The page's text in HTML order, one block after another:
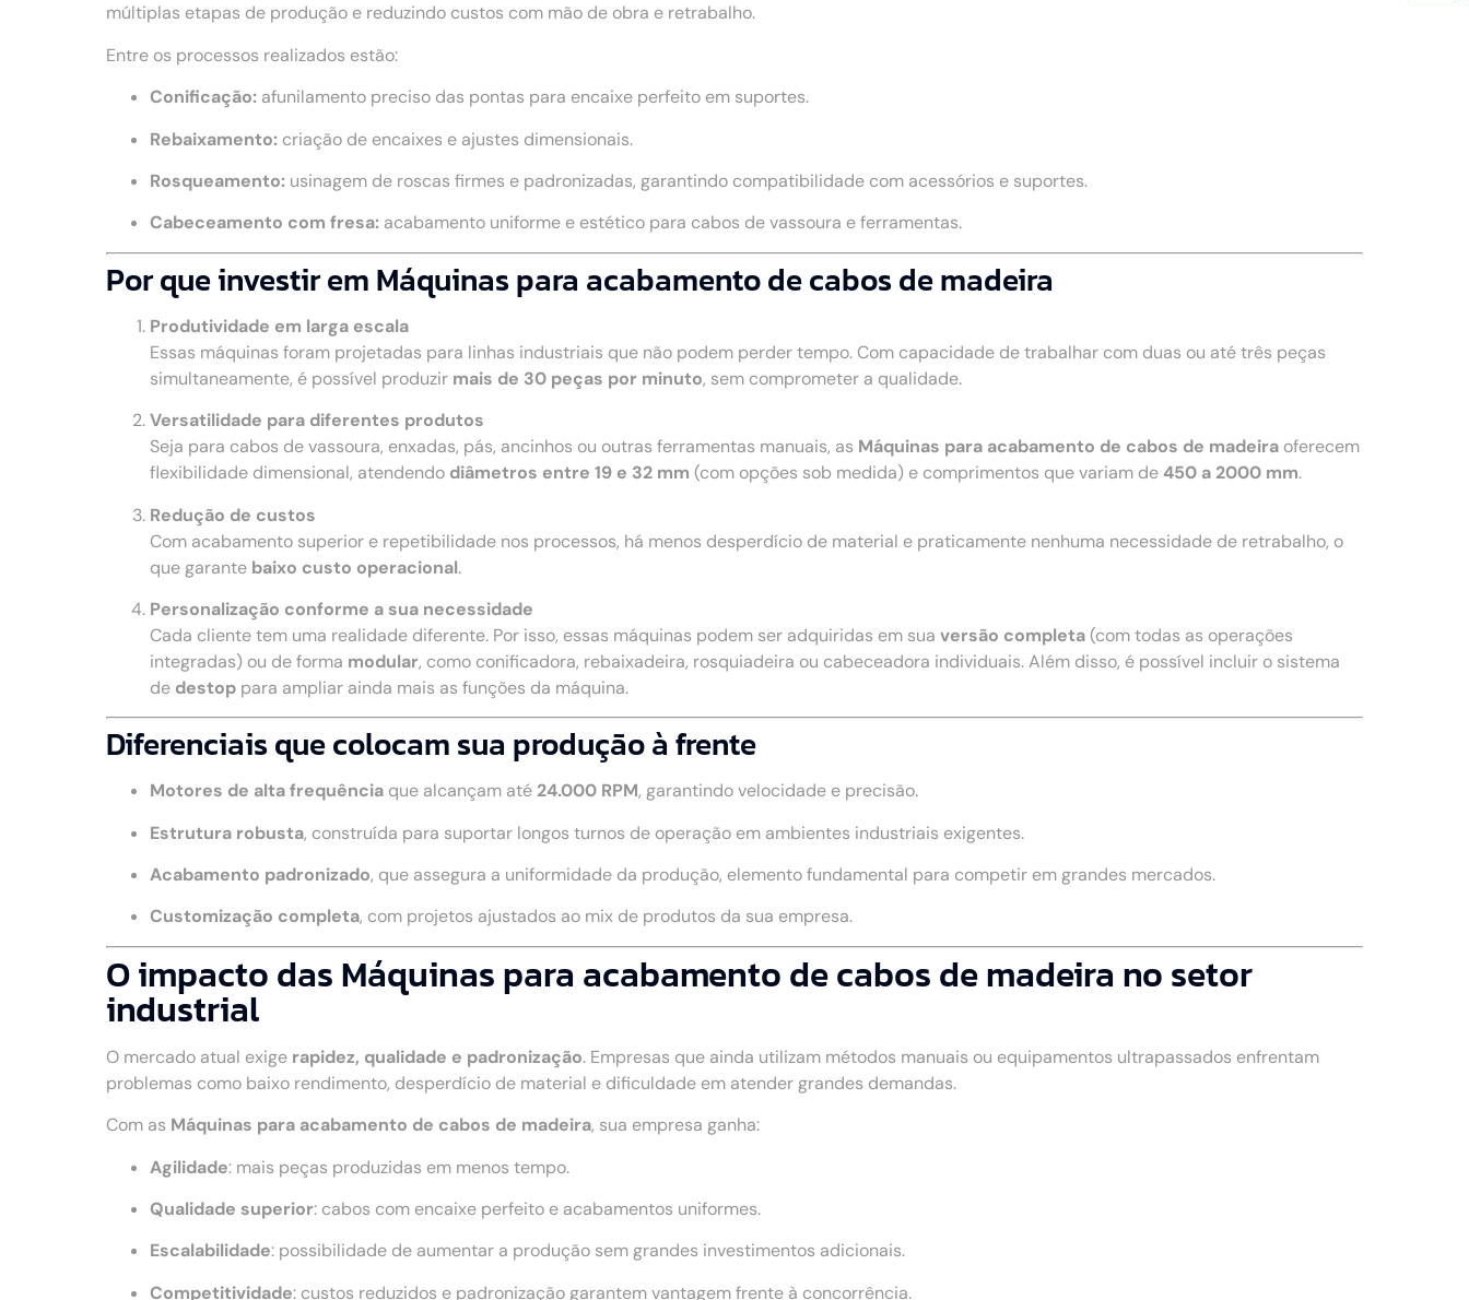
múltiplas etapas de produção e reduzindo custos com mão de obra e retrabalho.
Entre os processos realizados estão:
Conificação: afunilamento preciso das pontas para encaixe perfeito em suportes.
Rebaixamento: criação de encaixes e ajustes dimensionais.
Rosqueamento: usinagem de roscas firmes e padronizadas, garantindo compatibilidade com acessórios e suportes.
Cabeceamento com fresa: acabamento uniforme e estético para cabos de vassoura e ferramentas.
Por que investir em Máquinas para acabamento de cabos de madeira
Produtividade em larga escala
Essas máquinas foram projetadas para linhas industriais que não podem perder tempo. Com capacidade de trabalhar com duas ou até três peças
simultaneamente, é possível produzir mais de 30 peças por minuto, sem comprometer a qualidade.
Versatilidade para diferentes produtos
Seja para cabos de vassoura, enxadas, pás, ancinhos ou outras ferramentas manuais, as Máquinas para acabamento de cabos de madeira oferecem
flexibilidade dimensional, atendendo diâmetros entre 19 e 32 mm (com opções sob medida) e comprimentos que variam de450 a 2000 mm.
Redução de custos
Com acabamento superior e repetibilidade nos processos, há menos desperdício de material e praticamente nenhuma necessidade de retrabalho, o
que garante baixo custo operacional.
Personalização conforme a sua necessidade
Cada cliente tem uma realidade diferente. Por isso, essas máquinas podem ser adquiridas em sua versão completa (com todas as operações
integradas) ou de forma modular, como conificadora, rebaixadeira, rosquiadeira ou cabeceadora individuais. Além disso, é possível incluir o sistema
de destop para ampliar ainda mais as funções da máquina.
Diferenciais que colocam sua produção à frente
Motores de alta frequência que alcançam até 24.000 RPM, garantindo velocidade e precisão.
Estrutura robusta, construída para suportar longos turnos de operação em ambientes industriais exigentes.
Acabamento padronizado, que assegura a uniformidade da produção, elemento fundamental para competir em grandes mercados.
Customização completa, com projetos ajustados ao mix de produtos da sua empresa.
O impacto das Máquinas para acabamento de cabos de madeira no setor
industrial
O mercado atual exige rapidez, qualidade e padronização. Empresas que ainda utilizam métodos manuais ou equipamentos ultrapassados enfrentam
problemas como baixo rendimento, desperdício de material e dificuldade em atender grandes demandas.
Com as Máquinas para acabamento de cabos de madeira, sua empresa ganha:
Agilidade: mais peças produzidas em menos tempo.
Qualidade superior: cabos com encaixe perfeito e acabamentos uniformes.
Escalabilidade: possibilidade de aumentar a produção sem grandes investimentos adicionais.
Competitividade: custos reduzidos e padronização garantem vantagem frente à concorrência.